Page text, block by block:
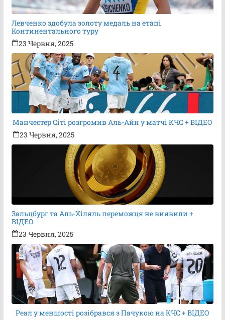
Левченко здобула золоту медаль на етапі
Континентального туру
23 Червня, 2025
Манчестер Сіті розгромив Аль-Айн у матчі КЧС + ВІДЕО
23 Червня, 2025
Зальцбург та Аль-Хіляль переможця не виявили +
ВІДЕО
23 Червня, 2025
Реал у меншості розібрався з Пачукою на КЧС + ВІДЕО